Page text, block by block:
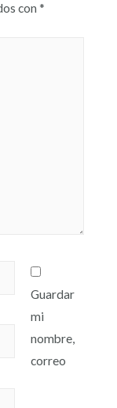
con *
Guardar
mi
nombre,
correo